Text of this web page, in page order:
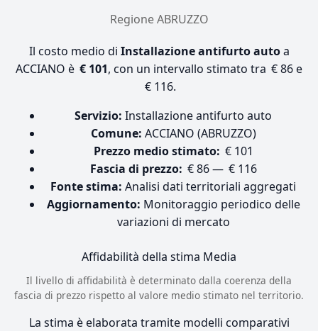
Regione ABRUZZO
Il costo medio di Installazione antifurto autoa
ACCIANO è € 101, con un intervallo stimato tra € 86 e
€ 116.
Servizio: Installazione antifurto auto
Comune: ACCIANO (ABRUZZO)
Prezzo medio stimato: € 101
Fascia di prezzo: € 86 — € 116
Fonte stima: Analisi dati territoriali aggregati
Aggiornamento: Monitoraggio periodico delle
variazioni di mercato
Affidabilità della stima Media
Il livello di affidabilità è determinato dalla coerenza della
fascia di prezzo rispetto al valore medio stimato nel territorio.
La stima è elaborata tramite modelli comparativi